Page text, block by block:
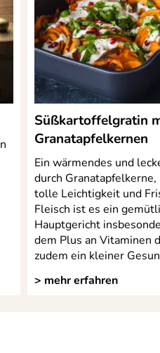
Süßkartoffelgratin
Granatapfelkernen
Ein wärmendes und
durch
tolle Leichtigkeit und
Fleisch ist es ein
Hauptgericht
dem Plus an Vitaminen
zudem ein kleiner
> mehr erfahren